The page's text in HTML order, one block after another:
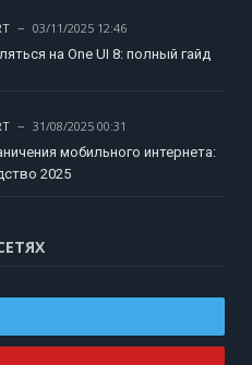
03/11/2025 12:46
на One UI 8: полный гайд
31/08/2025 00:31
мобильного интернета:
2025